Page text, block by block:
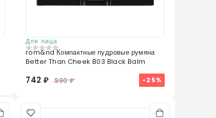
Для лица
0из 5
rom&nd Компактные пудровые румяна
Better Than Cheek B03 Black Balm
742 ₽ 990 ₽ -25%